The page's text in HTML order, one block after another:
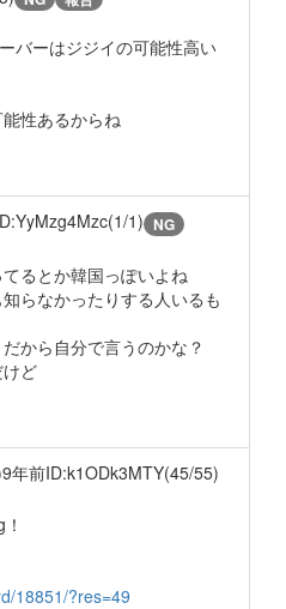
バーはジジイの可能性高い
性あるからね
1) NG
るとか韓国っぽいよね
らなかったりする人いるも
から自分で言うのかな？
ど
9年前ID:k1ODk3MTY(45/55)
18851/?res=49